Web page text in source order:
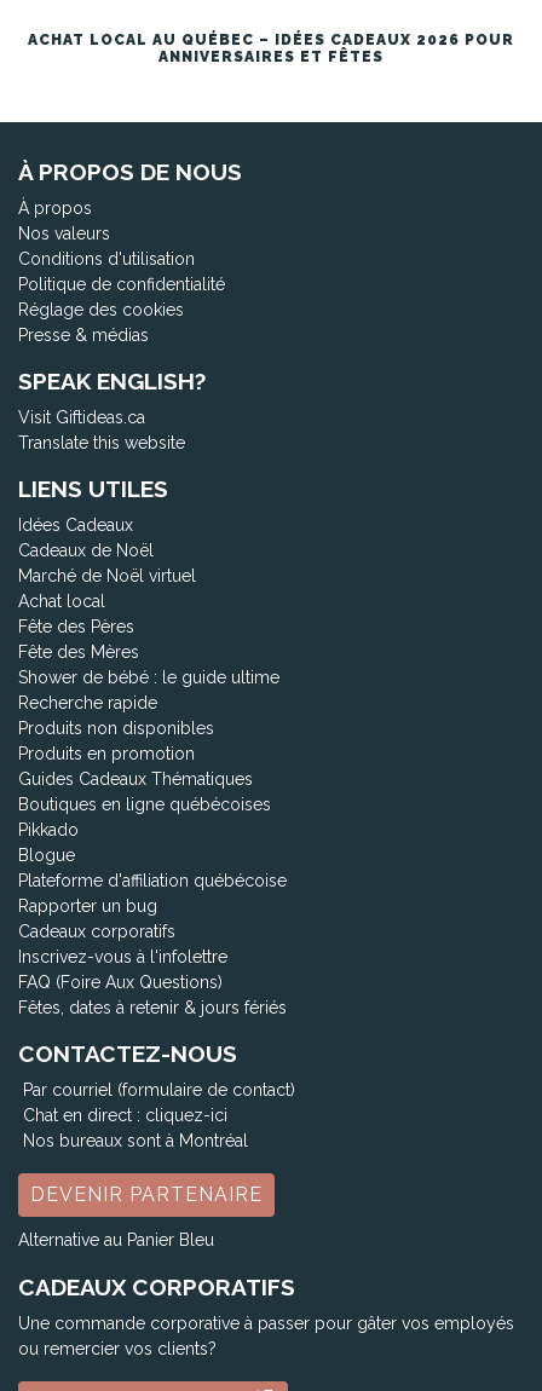
ACHAT LOCAL AU QUÉBEC – IDÉES CADEAUX 2026 POUR
ANNIVERSAIRES ET FÊTES
À PROPOS DE NOUS
À propos
Nos valeurs
Conditions d'utilisation
Politique de confidentialité
Réglage des cookies
Presse & médias
SPEAK ENGLISH?
Visit Giftideas.ca
Translate this website
LIENS UTILES
Idées Cadeaux
Cadeaux de Noël
Marché de Noël virtuel
Achat local
Fête des Pères
Fête des Mères
Shower de bébé : le guide ultime
Recherche rapide
Produits non disponibles
Produits en promotion
Guides Cadeaux Thématiques
Boutiques en ligne québécoises
Pikkado
Blogue
Plateforme d'affiliation québécoise
Rapporter un bug
Cadeaux corporatifs
Inscrivez-vous à l'infolettre
FAQ (Foire Aux Questions)
Fêtes, dates à retenir & jours fériés
CONTACTEZ-NOUS
Par courriel (formulaire de contact)
Chat en direct : cliquez-ici
Nos bureaux sont à Montréal
DEVENIR PARTENAIRE
Alternative au Panier Bleu
CADEAUX CORPORATIFS
Une commande corporative à passer pour gâter vos employés
ou remercier vos clients?